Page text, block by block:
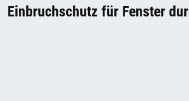
Einbruchschutz für Fenster